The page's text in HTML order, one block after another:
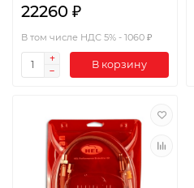
22260 ₽
В том числе НДС 5% - 1060 ₽
В корзину